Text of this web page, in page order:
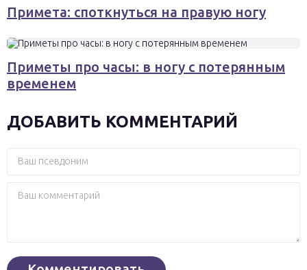
Примета: споткнуться на правую ногу
Приметы про часы: в ногу с потерянным
временем
ДОБАВИТЬ КОММЕНТАРИЙ